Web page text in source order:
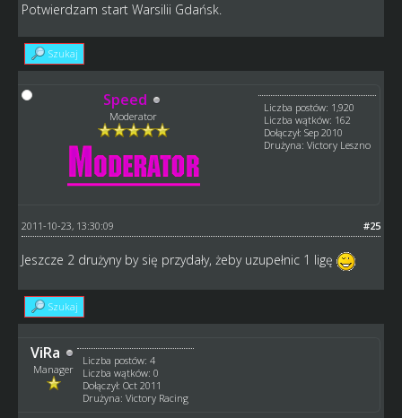
Potwierdzam start Warsilii Gdańsk.
Szukaj
Speed
Moderator
Liczba postów: 1,920
Liczba wątków: 162
Dołączył: Sep 2010
Drużyna: Victory Leszno
#25
2011-10-23, 13:30:09
Jeszcze 2 drużyny by się przydały, żeby uzupełnic 1 ligę
Szukaj
ViRa
Manager
Liczba postów: 4
Liczba wątków: 0
Dołączył: Oct 2011
Drużyna: Victory Racing